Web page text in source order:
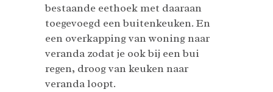
bestaande eethoek met daaraan
toegevoegd een buitenkeuken. En
een overkapping van woning naar
veranda zodat je ook bij een bui
regen, droog van keuken naar
veranda loopt.